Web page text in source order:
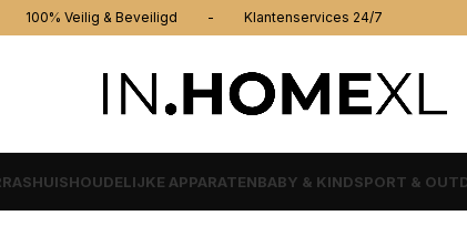
Veilig & Beveiligd - Klantenservices 24/7
HUISHOUDELIJKE APPARATENBABY & KINDSPORT &